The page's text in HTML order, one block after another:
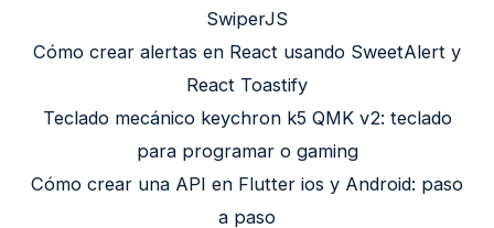
SwiperJS
Cómo crear alertas en React usando SweetAlert y
React Toastify
Teclado mecánico keychron k5 QMK v2: teclado
para programar o gaming
Cómo crear una API en Flutter ios y Android: paso
a paso